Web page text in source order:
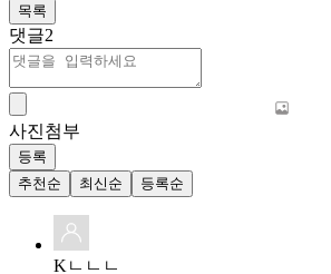
목록
댓글2
사진첨부
등록
추천순
최신순 등록순
Kㄴㄴㄴ